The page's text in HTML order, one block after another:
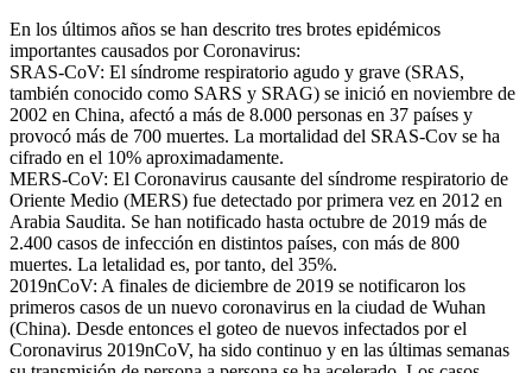
En los últimos años se han descrito tres brotes epidémicos
importantes causados por Coronavirus:
SRAS-CoV: El síndrome respiratorio agudo y grave (SRAS,
también conocido como SARS y SRAG) se inició en noviembre de
2002 en China, afectó a más de 8.000 personas en 37 países y
provocó más de 700 muertes. La mortalidad del SRAS-Cov se ha
cifrado en el 10% aproximadamente.
MERS-CoV: El Coronavirus causante del síndrome respiratorio de
Oriente Medio (MERS) fue detectado por primera vez en 2012 en
Arabia Saudita. Se han notificado hasta octubre de 2019 más de
2.400 casos de infección en distintos países, con más de 800
muertes. La letalidad es, por tanto, del 35%.
2019nCoV: A finales de diciembre de 2019 se notificaron los
primeros casos de un nuevo coronavirus en la ciudad de Wuhan
(China). Desde entonces el goteo de nuevos infectados por el
Coronavirus 2019nCoV, ha sido continuo y en las últimas semanas